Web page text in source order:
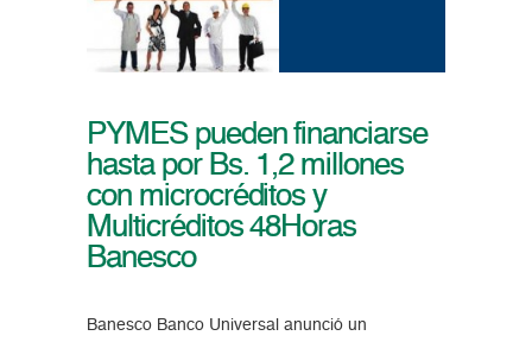
PYMES pueden financiarse
hasta por Bs. 1,2 millones
con microcréditos y
Multicréditos 48Horas
Banesco
Banesco Banco Universal anunció un